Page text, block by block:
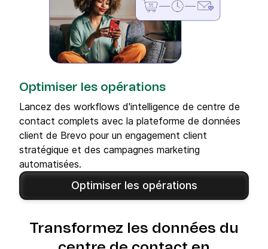
Optimiser les opérations
Lancez des workflows d'intelligence de centre de
contact complets avec la plateforme de données
client de Brevo pour un engagement client
stratégique et des campagnes marketing
automatisées.
Optimiser les opérations
Transformez les données du